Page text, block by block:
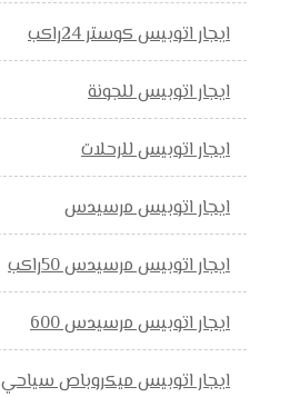
ايجار اتوبيس كوستر 24راكب
ايجار اتوبيس للجونة
ايجار اتوبيس للرحلات
ايجار اتوبيس مرسيدس
ايجار اتوبيس مرسيدس 50راكب
ايجار اتوبيس مرسيدس 600
ايجار اتوبيس ميكروباص سياحي